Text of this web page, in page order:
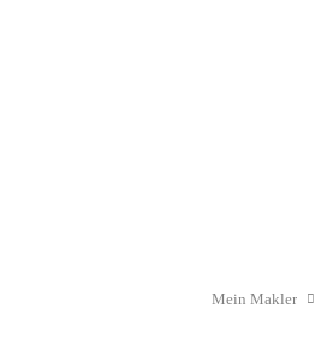
Mein Makler